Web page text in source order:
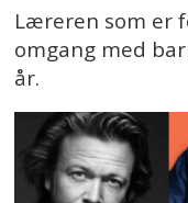
Læreren som er
omgang med
år.